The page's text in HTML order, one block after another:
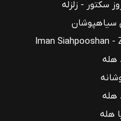
سکتور - زلزله
سیاهپوشان
Iman Siahpooshan -
هله
هله
هله